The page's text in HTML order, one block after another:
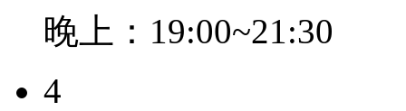
晚上：19:00~21:30
4